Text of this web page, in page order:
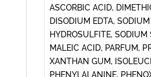
ASCORBIC ACID,
DISODIUM EDTA, SODIUM
HYDROSULFITE, SODIUM
MALEIC ACID, PARFUM,
XANTHAN GUM,
PHENYLALANINE,